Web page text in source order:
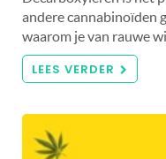
andere cannabinoïden
waarom je van rauwe
LEES VERDER